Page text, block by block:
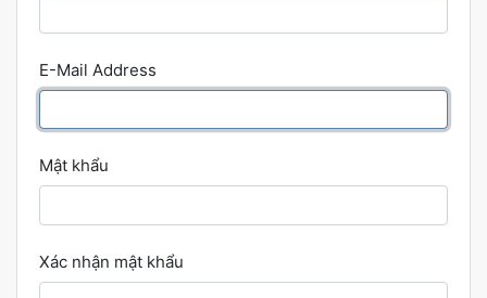
E-Mail Address
Mật khẩu
Xác nhận mật khẩu